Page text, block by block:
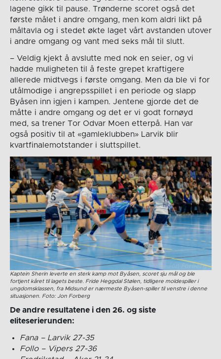
lagene gikk til pause. Trønderne scoret også det
første målet i andre omgang, men kom aldri likt på
måltavla og i stedet økte laget vårt avstanden utover
i andre omgang og vant med seks mål til slutt.
– Veldig kjekt å avslutte med nok en seier, og vi
hadde muligheten til å feste grepet kraftigere
allerede midtvegs i første omgang. Men da ble vi for
utålmodige i angrepsspillet i en periode og slapp
Byåsen inn igjen i kampen. Jentene gjorde det de
måtte i andre omgang og det er vi godt fornøyd
med, sa trener Tor Odvar Moen etterpå. Han var
også positiv til at «gamleklubben» Larvik blir
kvartfinalemotstander i sluttspillet.
Kaptein Sherin leverte en sterk kamp mot Byåsen, scoret sju mål og ble
fortjent kåret til lagets beste. Fride Heggdal Stølen, tidligere moldespiller i
ungdomsklassen, fra Midsund er nærmeste Byåsen-spiller til venstre i denne
situasjonen. Foto: Jon Forberg
De andre resultatene i den 26. og siste
eliteserierunden:
Fana – Larvik 27-35
Follo – Vipers 27-36